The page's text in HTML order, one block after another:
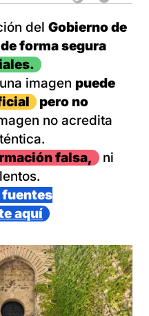
del Gobierno de
forma segura
imagen puede
pero no
no acredita
falsa,
ni
fuentes
aquí